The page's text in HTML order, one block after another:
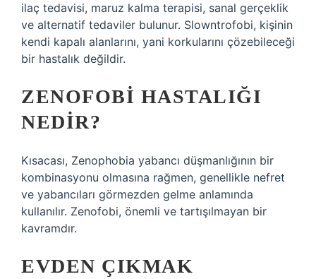
ilaç tedavisi, maruz kalma terapisi, sanal gerçeklik
ve alternatif tedaviler bulunur. Slowntrofobi, kişinin
kendi kapalı alanlarını, yani korkularını çözebileceği
bir hastalık değildir.
ZENOFOBI HASTALIĞI
NEDIR?
Kısacası, Zenophobia yabancı düşmanlığının bir
kombinasyonu olmasına rağmen, genellikle nefret
ve yabancıları görmezden gelme anlamında
kullanılır. Zenofobi, önemli ve tartışılmayan bir
kavramdır.
EVDEN ÇIKMAK